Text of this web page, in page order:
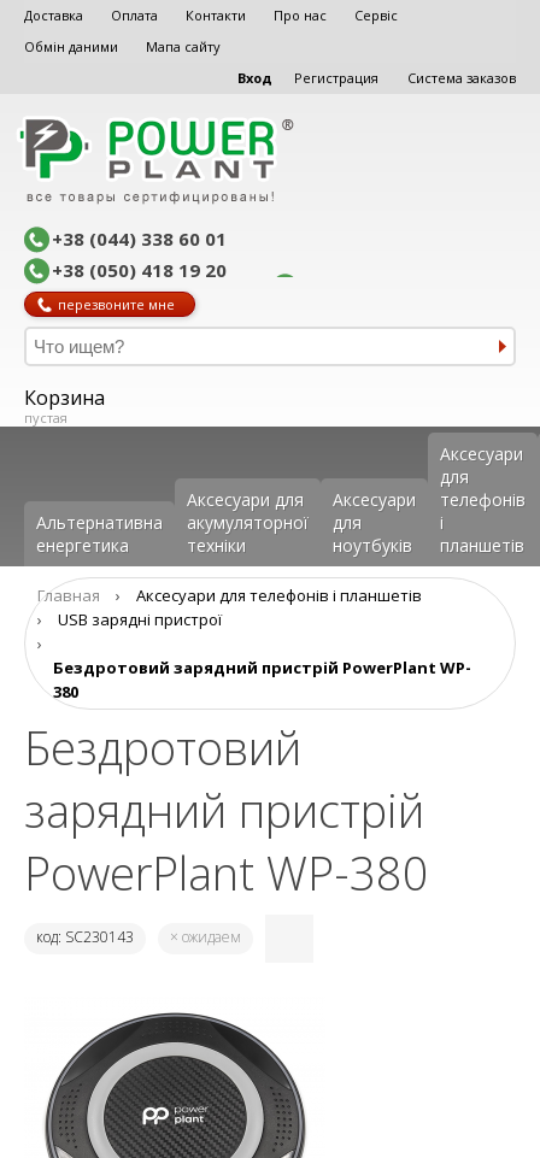
Доставка Оплата Контакти Про нас
Сервіс
Обмін даними
Мапа сайту
Вход
Регистрация Система заказов
+38 (044) 338 60 01
+38 (050) 418 19 20
перезвоните мне
Корзина
пустая
Альтернативна
енергетика
Аксесуари для
акумуляторної
техніки
Аксесуари
для
ноутбуків
Аксеcуари
для
телефонів
і
планшетів
Главная ›
Аксеcуари для телефонів і планшетів
›
USB зарядні пристрої
›
Бездротовий зарядний пристрій PowerPlant WP-
380
Бездротовий
зарядний пристрій
PowerPlant WP-380
код: SC230143 × ожидаем